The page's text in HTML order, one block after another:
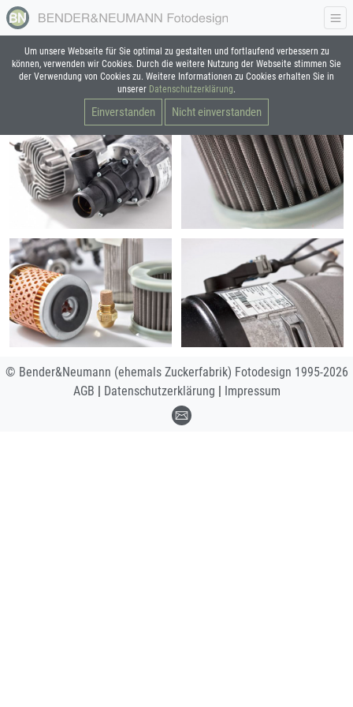
Um unsere Webseite für Sie optimal zu gestalten und fortlaufend verbessern zu
können, verwenden wir Cookies. Durch die weitere Nutzung der Webseite stimmen Sie
der Verwendung von Cookies zu. Weitere Informationen zu Cookies erhalten Sie in
unserer Datenschutzerklärung.
Einverstanden Nicht einverstanden
Industry/Klimatechnik
© Bender&Neumann (ehemals Zuckerfabrik) Fotodesign 1995-2026
AGB | Datenschutzerklärung | Impressum